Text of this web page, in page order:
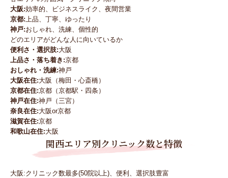
大阪:効率的、ビジネスライク、夜間営業
京都:上品、丁寧、ゆったり
神戸:おしゃれ、洗練、個性的
どのエリアがどんな人に向いているか
便利さ・選択肢:大阪
上品さ・落ち着き:京都
おしゃれ・洗練:神戸
大阪在住:大阪（梅田・心斎橋）
京都在住:京都（京都駅・四条）
神戸在住:神戸（三宮）
奈良在住:大阪or京都
滋賀在住:京都
和歌山在住:大阪
関西エリア別クリニック数と特徴
大阪:クリニック数最多(50院以上)、便利、選択肢豊富